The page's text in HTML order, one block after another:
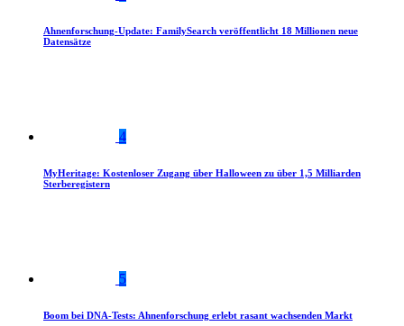
Ahnenforschung-Update: FamilySearch veröffentlicht 18 Millionen neue
Datensätze
4
MyHeritage: Kostenloser Zugang über Halloween zu über 1,5 Milliarden
Sterberegistern
5
Boom bei DNA-Tests: Ahnenforschung erlebt rasant wachsenden Markt